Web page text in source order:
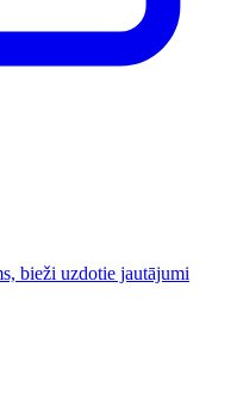
bieži uzdotie jautājumi